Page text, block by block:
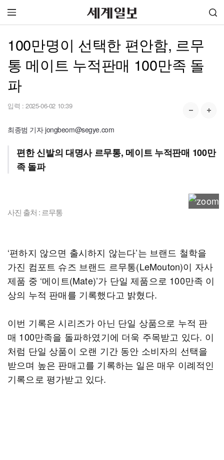
100만명이 선택한 편안함, 르무
통 메이트 누적판매 100만족 돌
파
입력 : 2025-06-02 10:39
최종범 기자 jongbeom@segye.com
편한 신발의 대명사 르무통, 메이트 누적판매 100만
족 돌파
사진 출처 : 르무통
‘편하지 않으면 출시하지 않는다’는 브랜드 철학을
가진 컴포트 슈즈 브랜드 르무통(LeMouton)이 자사
제품 중 ‘메이트(Mate)’가 단일 제품으로 100만족 이
상의 누적 판매를 기록했다고 밝혔다.
이번 기록은 시리즈가 아닌 단일 상품으로 누적 판
매 100만족을 돌파하였기에 더욱 주목받고 있다. 이
처럼 단일 상품이 오랜 기간 동안 소비자의 선택을
받으며 높은 판매고를 기록하는 일은 매우 이례적인
기록으로 평가받고 있다.